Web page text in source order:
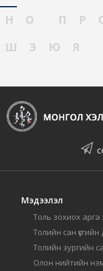
Н
О П Р
Ш
Э Ю Я
Мэдээлэл
Толь зохиох арга
Толийн сан
Толийн зургийн
Олон нийтийн